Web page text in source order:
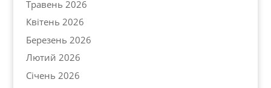
Травень 2026
Квітень 2026
Березень 2026
Лютий 2026
Січень 2026